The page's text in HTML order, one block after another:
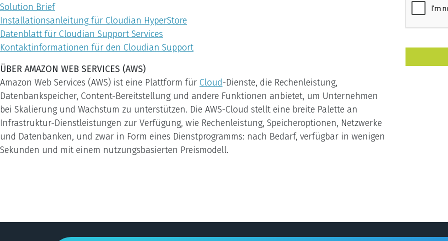
Solution Brief
Installationsanleitung für Cloudian HyperStore
Datenblatt für Cloudian Support Services
Kontaktinformationen für den Cloudian Support
ÜBER AMAZON WEB SERVICES (AWS)
Amazon Web Services (AWS) ist eine Plattform für Cloud-Dienste, die Rechenleistung,
Datenbankspeicher, Content-Bereitstellung und andere Funktionen anbietet, um Unternehmen
bei Skalierung und Wachstum zu unterstützen. Die AWS-Cloud stellt eine breite Palette an
Infrastruktur-Dienstleistungen zur Verfügung, wie Rechenleistung, Speicheroptionen, Netzwerke
und Datenbanken, und zwar in Form eines Dienstprogramms: nach Bedarf, verfügbar in wenigen
Sekunden und mit einem nutzungsbasierten Preismodell.